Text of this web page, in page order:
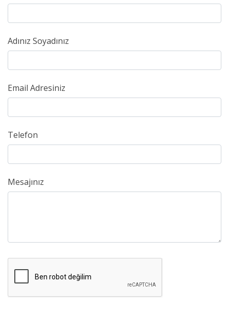
Adınız Soyadınız
Email Adresiniz
Telefon
Mesajınız